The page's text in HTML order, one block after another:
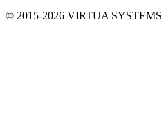
© 2015-2026 VIRTUA SYSTEMS